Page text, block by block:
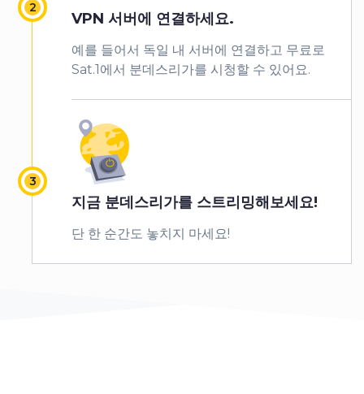
VPN 서버에 연결하세요.
예를 들어서 독일 내 서버에 연결하고 무료로
Sat.1에서 분데스리가를 시청할 수 있어요.
지금 분데스리가를 스트리밍해보세요!
단 한 순간도 놓치지 마세요!